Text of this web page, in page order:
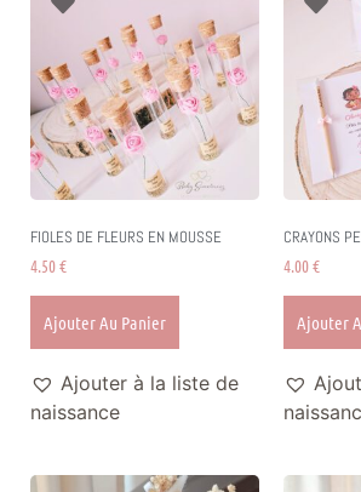
FIOLES DE FLEURS EN MOUSSE
4.50€
Ajouter Au Panier
Ajouter à la liste de
naissance
CRAYONS
4.00€
Ajouter